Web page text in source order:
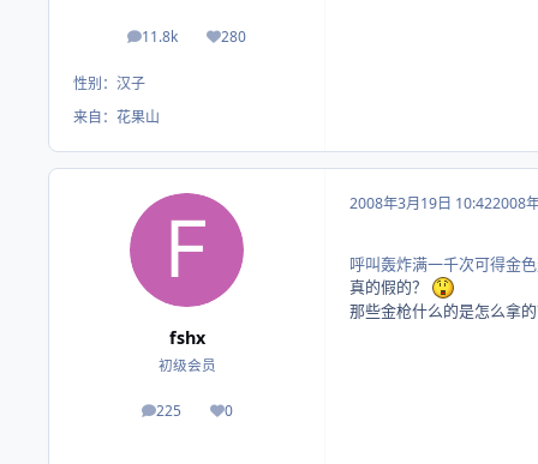
11.8k
帖子 280
荣誉积分
性别： 汉子
来自： 花果山
fshx
初级会员
225
帖子 0
荣誉积分
2008年3月19日 10:422008
呼叫轰炸满一千次可得金
真的假的？
那些金枪什么的是怎么拿的